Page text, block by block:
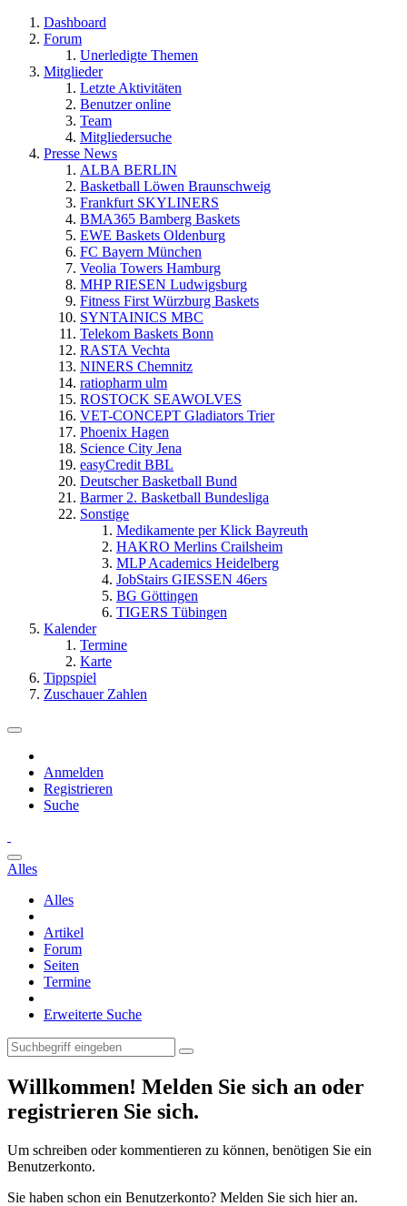
Dashboard
Forum
Unerledigte Themen
Mitglieder
Letzte Aktivitäten
Benutzer online
Team
Mitgliedersuche
Presse News
ALBA BERLIN
Basketball Löwen Braunschweig
Frankfurt SKYLINERS
BMA365 Bamberg Baskets
EWE Baskets Oldenburg
FC Bayern München
Veolia Towers Hamburg
MHP RIESEN Ludwigsburg
Fitness First Würzburg Baskets
SYNTAINICS MBC
Telekom Baskets Bonn
RASTA Vechta
NINERS Chemnitz
ratiopharm ulm
ROSTOCK SEAWOLVES
VET-CONCEPT Gladiators Trier
Phoenix Hagen
Science City Jena
easyCredit BBL
Deutscher Basketball Bund
Barmer 2. Basketball Bundesliga
Sonstige
Medikamente per Klick Bayreuth
HAKRO Merlins Crailsheim
MLP Academics Heidelberg
JobStairs GIESSEN 46ers
BG Göttingen
TIGERS Tübingen
Kalender
Termine
Karte
Tippspiel
Zuschauer Zahlen
Anmelden
Registrieren
Suche
Alles
Alles
Artikel
Forum
Seiten
Termine
Erweiterte Suche
Willkommen! Melden Sie sich an oder
registrieren Sie sich.
Um schreiben oder kommentieren zu können, benötigen Sie ein
Benutzerkonto.
Sie haben schon ein Benutzerkonto? Melden Sie sich hier an.